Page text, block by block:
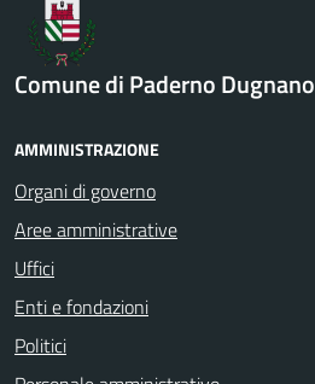
Comune di Paderno Dugnano
AMMINISTRAZIONE
Organi di governo
Aree amministrative
Uffici
Enti e fondazioni
Politici